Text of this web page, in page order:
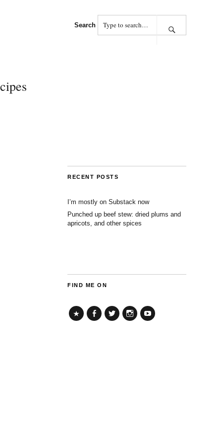
Search
RECENT POSTS
I’m mostly on Substack now
Punched up beef stew: dried plums and
apricots, and other spices
FIND ME ON